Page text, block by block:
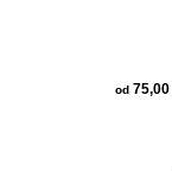
od 75,00